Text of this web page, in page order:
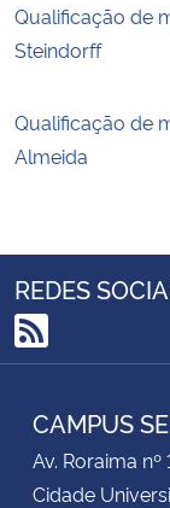
Qualificação de
Steindorff
Qualificação de
Almeida
REDES
RSS
CAMPUS
Av. Roraima
Cidade